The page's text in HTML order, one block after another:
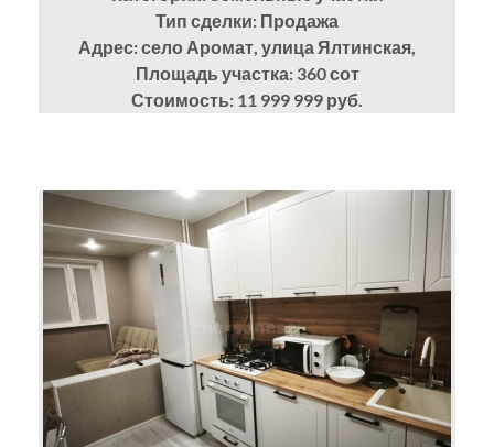
Тип сделки: Продажа
Адрес: село Аромат, улица Ялтинская,
Площадь участка: 360сот
Стоимость: 11 999 999 руб.